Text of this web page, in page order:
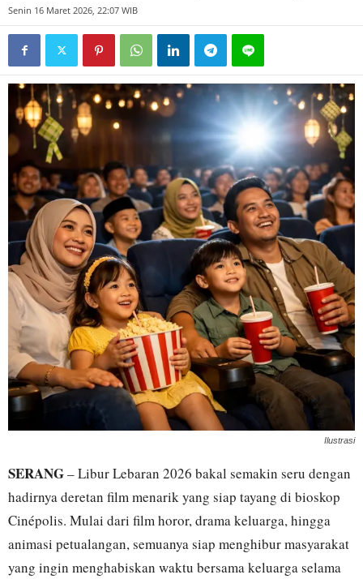
Senin 16 Maret 2026, 22:07 WIB
Ilustrasi
SERANG– Libur Lebaran 2026 bakal semakin seru dengan
hadirnya deretan film menarik yang siap tayang di bioskop
Cinépolis. Mulai dari film horor, drama keluarga, hingga
animasi petualangan, semuanya siap menghibur masyarakat
yang ingin menghabiskan waktu bersama keluarga selama